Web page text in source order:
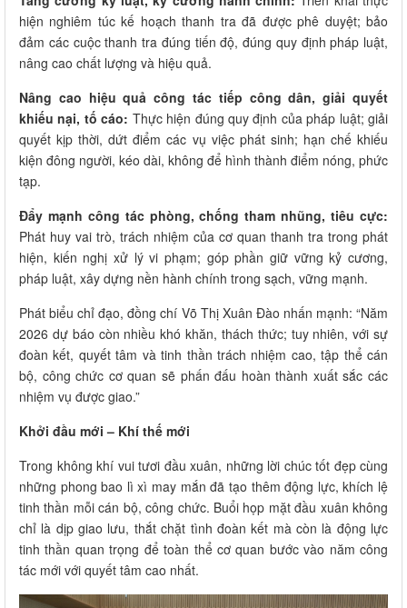
hiện nghiêm túc kế hoạch thanh tra đã được phê duyệt; bảo
đảm các cuộc thanh tra đúng tiến độ, đúng quy định pháp luật,
nâng cao chất lượng và hiệu quả.
Nâng cao hiệu quả công tác tiếp công dân, giải quyết
khiếu nại, tố cáo: Thực hiện đúng quy định của pháp luật; giải
quyết kịp thời, dứt điểm các vụ việc phát sinh; hạn chế khiếu
kiện đông người, kéo dài, không để hình thành điểm nóng, phức
tạp.
Đẩy mạnh công tác phòng, chống tham nhũng, tiêu cực:
Phát huy vai trò, trách nhiệm của cơ quan thanh tra trong phát
hiện, kiến nghị xử lý vi phạm; góp phần giữ vững kỷ cương,
pháp luật, xây dựng nền hành chính trong sạch, vững mạnh.
Phát biểu chỉ đạo, đồng chí Võ Thị Xuân Đào nhấn mạnh: “Năm
2026 dự báo còn nhiều khó khăn, thách thức; tuy nhiên, với sự
đoàn kết, quyết tâm và tinh thần trách nhiệm cao, tập thể cán
bộ, công chức cơ quan sẽ phấn đấu hoàn thành xuất sắc các
nhiệm vụ được giao.”
Khởi đầu mới – Khí thế mới
Trong không khí vui tươi đầu xuân, những lời chúc tốt đẹp cùng
những phong bao lì xì may mắn đã tạo thêm động lực, khích lệ
tinh thần mỗi cán bộ, công chức. Buổi họp mặt đầu xuân không
chỉ là dịp giao lưu, thắt chặt tình đoàn kết mà còn là động lực
tinh thần quan trọng để toàn thể cơ quan bước vào năm công
tác mới với quyết tâm cao nhất.